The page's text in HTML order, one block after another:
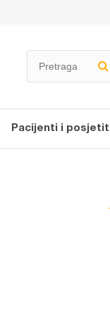
Pacijenti i